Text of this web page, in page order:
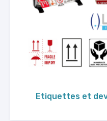
Etiquettes et